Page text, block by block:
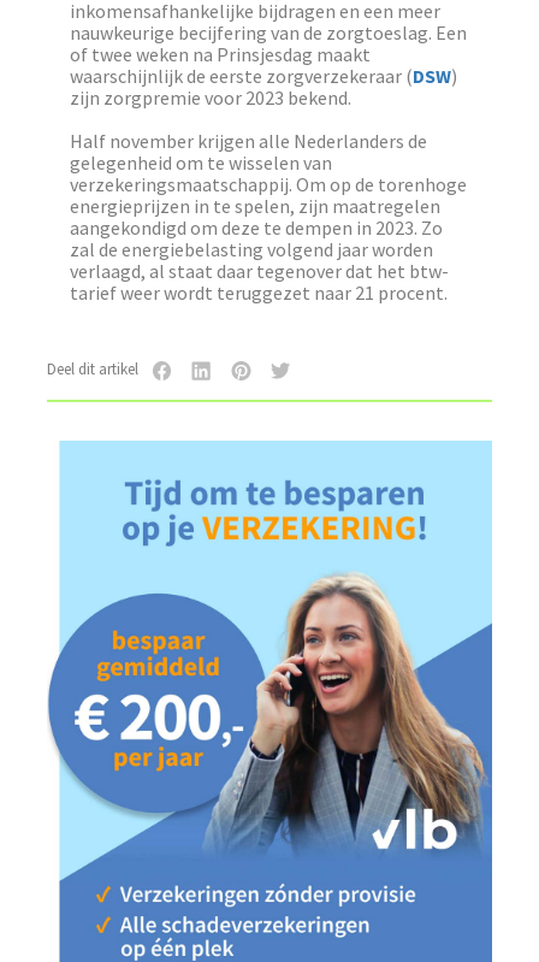
inkomensafhankelijke bijdragen en een meer
nauwkeurige becijfering van de zorgtoeslag. Een
of twee weken na Prinsjesdag maakt
waarschijnlijk de eerste zorgverzekeraar (DSW)
zijn zorgpremie voor 2023 bekend.
Half november krijgen alle Nederlanders de
gelegenheid om te wisselen van
verzekeringsmaatschappij. Om op de torenhoge
energieprijzen in te spelen, zijn maatregelen
aangekondigd om deze te dempen in 2023. Zo
zal de energiebelasting volgend jaar worden
verlaagd, al staat daar tegenover dat het btw-
tarief weer wordt teruggezet naar 21 procent.
Deel dit artikel